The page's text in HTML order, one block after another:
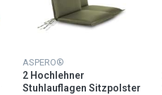
ASPERO®
2 Hochlehner
Stuhlauflagen Sitzpolster